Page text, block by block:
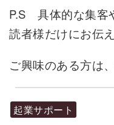
P.S 具体的な集客
読者様だけにお伝
ご興味のある方は
起業サポート